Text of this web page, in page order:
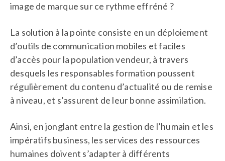
image de marque sur ce rythme effréné ?
La solution à la pointe consiste en un déploiement
d’outils de communication mobiles et faciles
d’accès pour la population vendeur, à travers
desquels les responsables formation poussent
régulièrement du contenu d’actualité ou de remise
à niveau, et s’assurent de leur bonne assimilation.
Ainsi, en jonglant entre la gestion de l’humain et les
impératifs business, les services des ressources
humaines doivent s’adapter à différents